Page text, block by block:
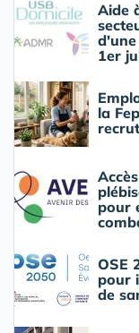
Aide
1er
la
pour
OSE
pour
de